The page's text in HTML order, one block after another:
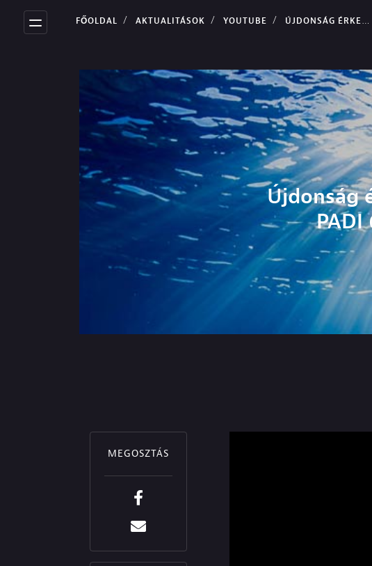
FŐOLDAL AKTUALITÁSOK YOUTUBE ÚJDONSÁG ÉRKEZIK! PROSPEX DIVER'S WATCH PADI 60TH ANN. LIMITED EDITION
Újdonság
MEGOSZTÁS